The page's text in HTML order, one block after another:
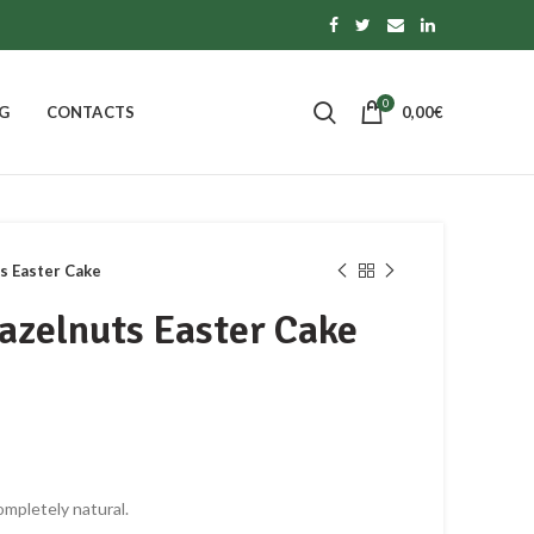
CONTACTS 0 0,00€
Easter Cake
Easter Cake
natural.